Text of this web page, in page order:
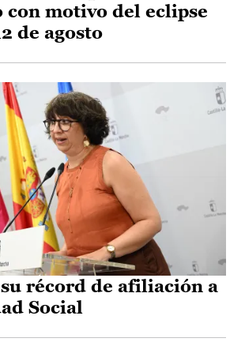
con motivo del eclipse
de agosto
récord de afiliación a
Social